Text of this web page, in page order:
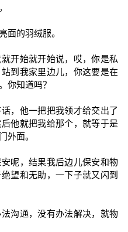
面的羽绒服。
开始就开始说，哎，你是私
到我家里边儿，你这要是在
你知道吗？
，他一把把我领才给交出了
他就把我给那个，就等于是
外面。
呢，结果我后边儿保安和物
望和无助，一下子就又闪到
沟通，没有办法解决，就物